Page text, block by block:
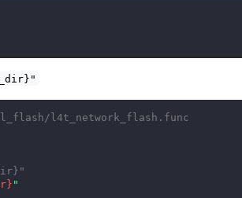
l4t_network_flash.func
"